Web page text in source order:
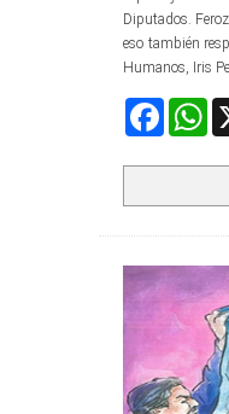
Diputados.
eso también
Humanos, Iris
Facebook